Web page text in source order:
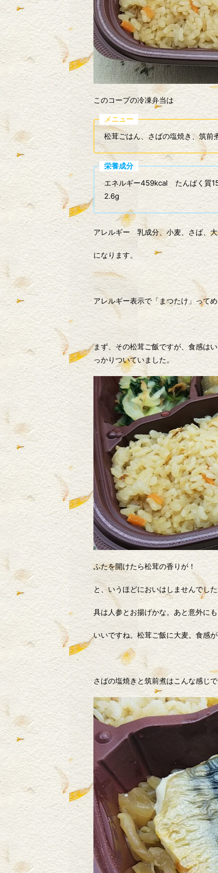
このコープの冷凍弁当は
メニュー
松茸ごはん、さばの塩焼き、筑前
栄養成分
エネルギー459kcal たんぱく
2.6g
アレルギー 乳成分、小麦、さば、
になります。
アレルギー表示で「まつたけ」って
まず、その松茸ご飯ですが、食感は
っかりついていました。
ふたを開けたら松茸の香りが！
と、いうほどにおいはしませんでし
具は人参とお揚げかな。あと意外に
いいですね。松茸ご飯に大麦。食感
さばの塩焼きと筑前煮はこんな感じ